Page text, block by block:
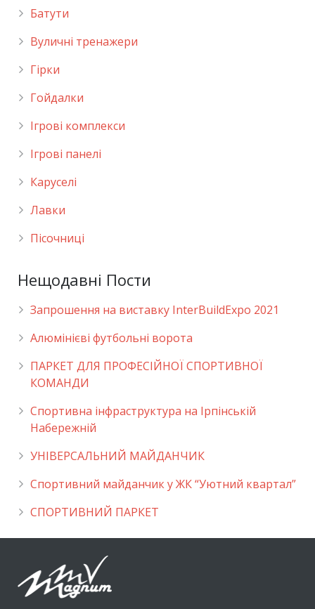
Батути
Вуличні тренажери
Гірки
Гойдалки
Ігрові комплекси
Ігрові панелі
Каруселі
Лавки
Пісочниці
Нещодавні Пости
Запрошення на виставку InterBuildExpo 2021
Алюмінієві футбольні ворота
ПАРКЕТ ДЛЯ ПРОФЕСІЙНОЇ СПОРТИВНОЇ
КОМАНДИ
Спортивна інфраструктура на Ірпінській
Набережній
УНІВЕРСАЛЬНИЙ МАЙДАНЧИК
Cпортивний майданчик у ЖК “Уютний квартал”
СПОРТИВНИЙ ПАРКЕТ